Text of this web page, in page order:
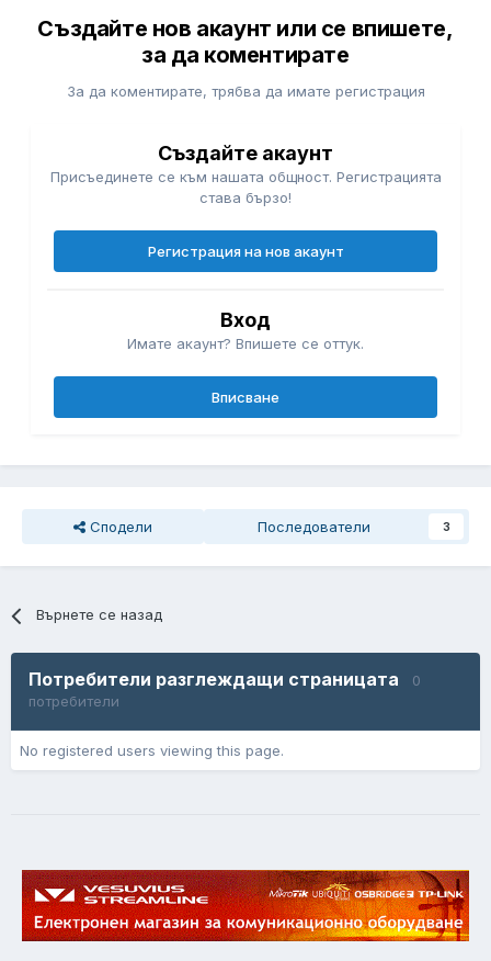
Създайте нов акаунт или се впишете,
за да коментирате
За да коментирате, трябва да имате регистрация
Създайте акаунт
Присъединете се към нашата общност. Регистрацията
става бързо!
Регистрация на нов акаунт
Вход
Имате акаунт? Впишете се оттук.
Вписване
Сподели Последователи 3
Върнете се назад
Потребители разглеждащи страницата
0
потребители
No registered users viewing this page.